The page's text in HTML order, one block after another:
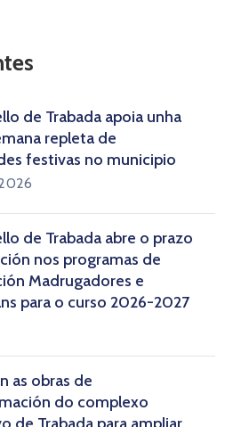
de Trabada apoia unha
repleta de
festivas no municipio
de Trabada abre o prazo
nos programas de
Madrugadores e
para o curso 2026-2027
as obras de
do complexo